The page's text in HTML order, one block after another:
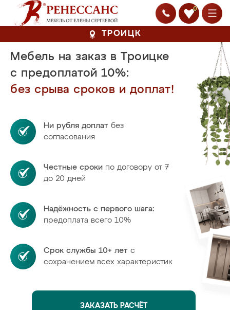
0
ТРОИЦК
Мебель на заказ в Троицке
с предоплатой 10%:
без срыва сроков и доплат!
Ни рубля доплат без
согласования
Честные сроки по договору от 7
до 20 дней
Надёжность с первого шага:
предоплата всего 10%
Срок службы 10+ лет с
сохранением всех характеристик
ЗАКАЗАТЬ РАСЧЁТ